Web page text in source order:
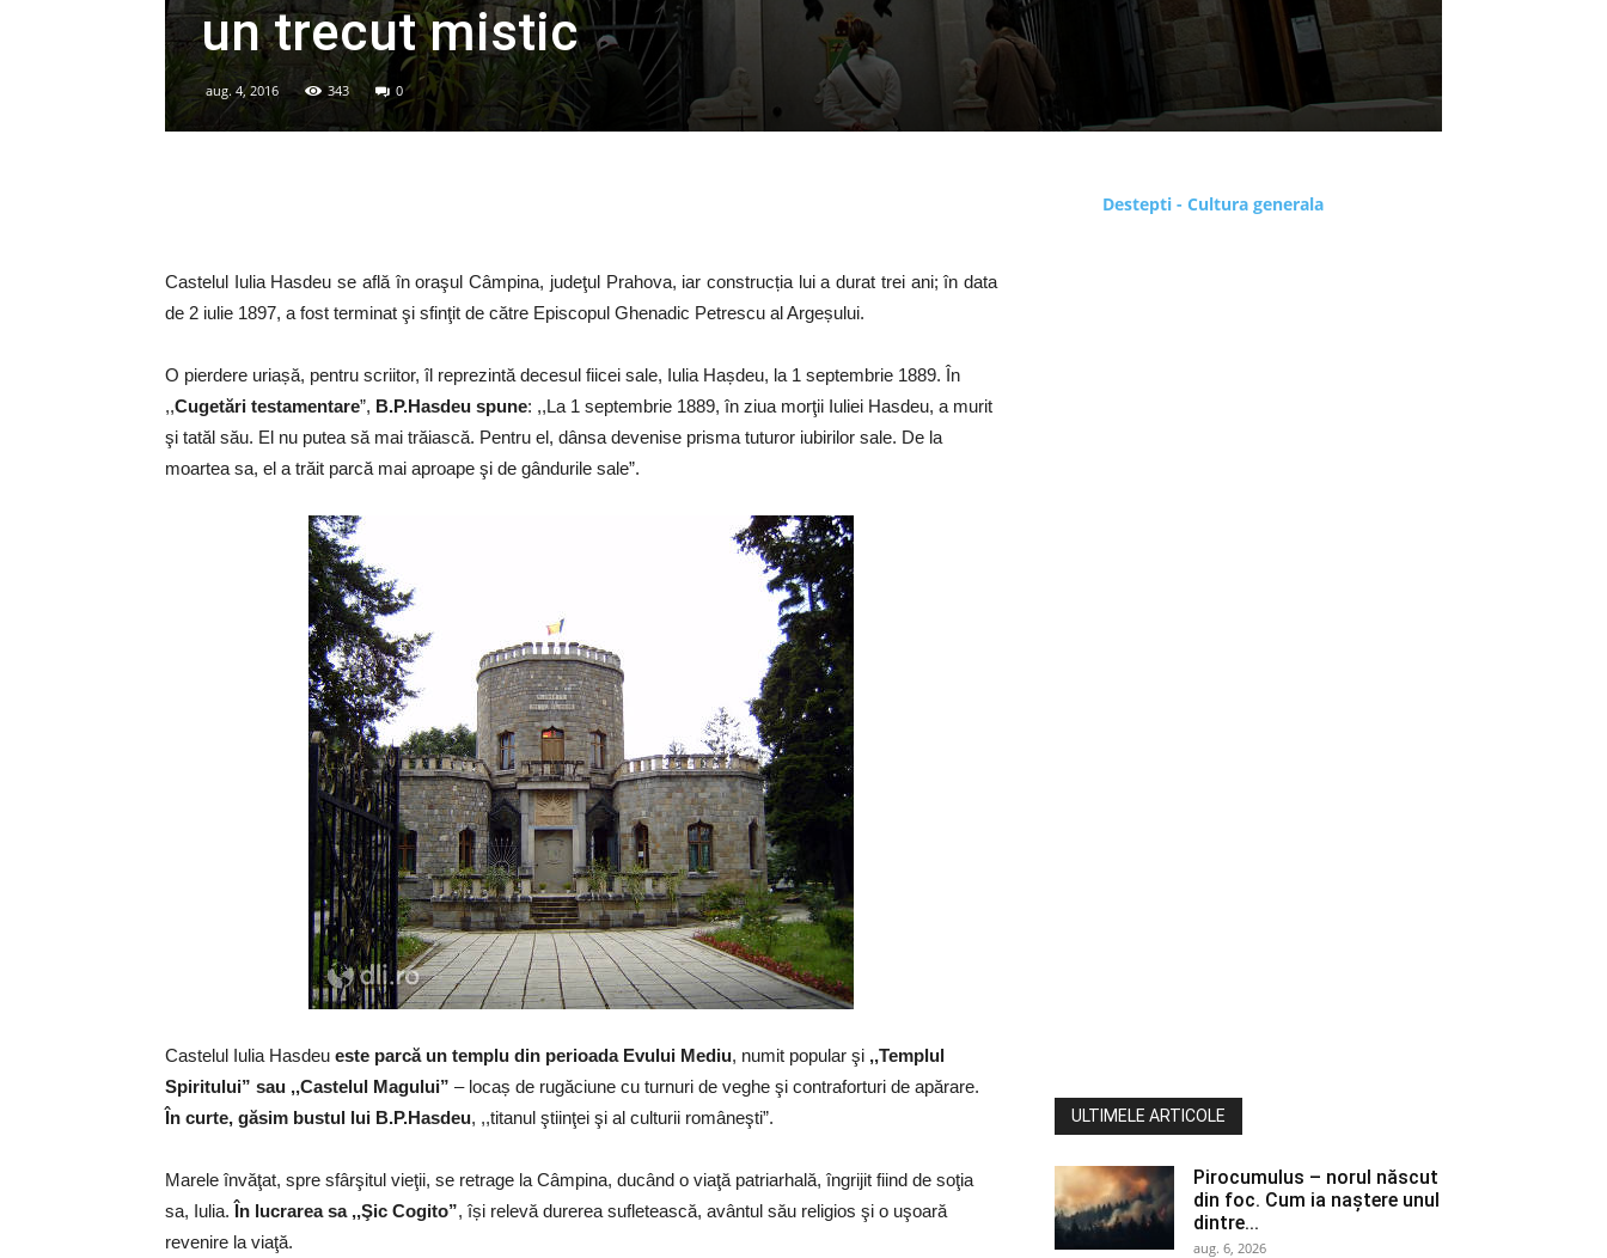
un trecut mistic
aug. 4, 2016 343 0
Castelul Iulia Hasdeu se află în oraşul Câmpina, judeţul Prahova, iar construcția lui a durat trei ani; în data
de 2 iulie 1897, a fost terminat şi sfinţit de către Episcopul Ghenadic Petrescu al Argeșului.
O pierdere uriașă, pentru scriitor, îl reprezintă decesul fiicei sale, Iulia Hașdeu, la 1 septembrie 1889. În
,,Cugetări testamentare”, B.P.Hasdeu spune: ,,La 1 septembrie 1889, în ziua morţii Iuliei Hasdeu, a murit
şi tatăl său. El nu putea să mai trăiască. Pentru el, dânsa devenise prisma tuturor iubirilor sale. De la
moartea sa, el a trăit parcă mai aproape şi de gândurile sale”.
Castelul Iulia Hasdeu este parcă un templu din perioada Evului Mediu, numit popular şi ,,Templul
Spiritului” sau ,,Castelul Magului” – locaș de rugăciune cu turnuri de veghe şi contraforturi de apărare.
În curte, găsim bustul lui B.P.Hasdeu, ,,titanul ştiinţei şi al culturii româneşti”.
Marele învăţat, spre sfârşitul vieţii, se retrage la Câmpina, ducând o viaţă patriarhală, îngrijit fiind de soţia
sa, Iulia. În lucrarea sa ,,Şic Cogito”, își relevă durerea sufletească, avântul său religios şi o uşoară
revenire la viaţă.
Destepti - Cultura generala
ULTIMELE ARTICOLE
Pirocumulus – norul născut
din foc. Cum ia naștere unul
dintre...
aug. 6, 2026